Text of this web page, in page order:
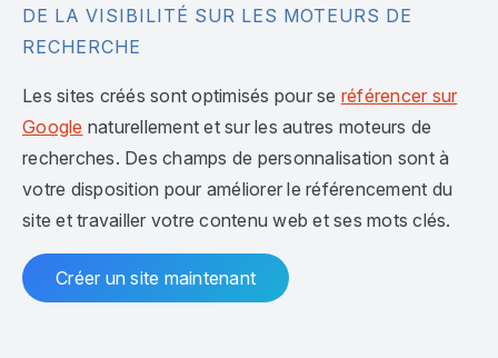
DE LA VISIBILITÉ SUR LES MOTEURS DE
RECHERCHE
Les sites créés sont optimisés pour se référencer sur
Google naturellement et sur les autres moteurs de
recherches. Des champs de personnalisation sont à
votre disposition pour améliorer le référencement du
site et travailler votre contenu web et ses mots clés.
Créer un site maintenant